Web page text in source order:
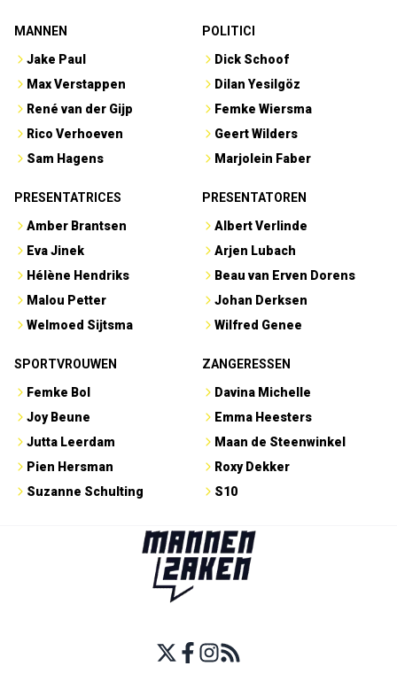
MANNEN
Jake Paul
Max Verstappen
René van der Gijp
Rico Verhoeven
Sam Hagens
POLITICI
Dick Schoof
Dilan Yesilgöz
Femke Wiersma
Geert Wilders
Marjolein Faber
PRESENTATRICES
Amber Brantsen
Eva Jinek
Hélène Hendriks
Malou Petter
Welmoed Sijtsma
PRESENTATOREN
Albert Verlinde
Arjen Lubach
Beau van Erven Dorens
Johan Derksen
Wilfred Genee
SPORTVROUWEN
Femke Bol
Joy Beune
Jutta Leerdam
Pien Hersman
Suzanne Schulting
ZANGERESSEN
Davina Michelle
Emma Heesters
Maan de Steenwinkel
Roxy Dekker
S10